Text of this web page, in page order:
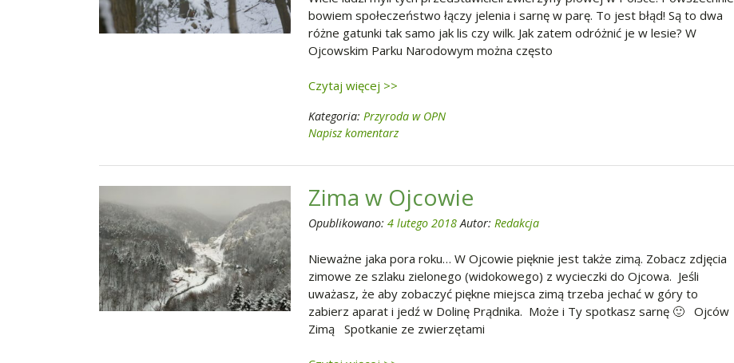
bowiem społeczeństwo łączy jelenia i sarnę w parę. To jest błąd! Są to dwa
różne gatunki tak samo jak lis czy wilk. Jak zatem odróżnić je w lesie? W
Ojcowskim Parku Narodowym można często
Czytaj więcej >>
Kategoria: Przyroda w OPN
Napisz komentarz
Zima w Ojcowie
Opublikowano: 4 lutego 2018Autor: Redakcja
Nieważne jaka pora roku… W Ojcowie pięknie jest także zimą. Zobacz zdjęcia
zimowe ze szlaku zielonego (widokowego) z wycieczki do Ojcowa. Jeśli
uważasz, że aby zobaczyć piękne miejsca zimą trzeba jechać w góry to
zabierz aparat i jedź w Dolinę Prądnika. Może i Ty spotkasz sarnę 🙂 Ojców
Zimą Spotkanie ze zwierzętami